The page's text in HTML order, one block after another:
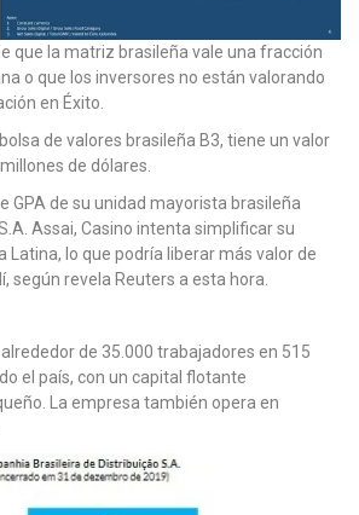
que la matriz brasileña vale una fracción
o que los inversores no están valorando
en Éxito.
de valores brasileña B3, tiene un valor
de dólares.
GPA de su unidad mayorista brasileña
Assai, Casino intenta simplificar su
lo que podría liberar más valor de
según revela Reuters a esta hora.
de 35.000 trabajadores en 515
el país, con un capital flotante
La empresa también opera en